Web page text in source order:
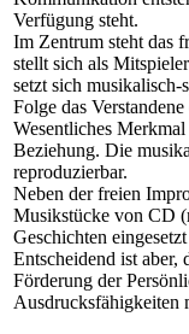
Verfügung steht.
Im Zentrum steht das
stellt sich als
setzt sich
Folge das
Wesentliches
Beziehung. Die
reproduzierbar.
Neben der freien
Musikstücke von CD
Geschichten
Entscheidend ist
Förderung der
Ausdrucksfähigkeiten